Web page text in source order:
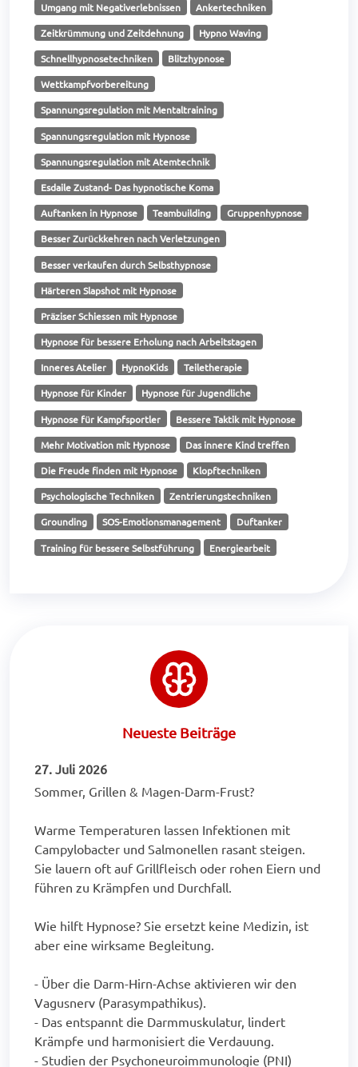
Umgang mit Negativerlebnissen Ankertechniken
Zeitkrümmung und Zeitdehnung Hypno Waving
Schnellhypnosetechniken Blitzhypnose
Wettkampfvorbereitung
Spannungsregulation mit Mentaltraining
Spannungsregulation mit Hypnose
Spannungsregulation mit Atemtechnik
Esdaile Zustand- Das hypnotische Koma
Auftanken in Hypnose Teambuilding Gruppenhypnose
Besser Zurückkehren nach Verletzungen
Besser verkaufen durch Selbsthypnose
Härteren Slapshot mit Hypnose
Präziser Schiessen mit Hypnose
Hypnose für bessere Erholung nach Arbeitstagen
Inneres Atelier HypnoKids Teiletherapie
Hypnose für Kinder Hypnose für Jugendliche
Hypnose für Kampfsportler Bessere Taktik mit Hypnose
Mehr Motivation mit Hypnose Das innere Kind treffen
Die Freude finden mit Hypnose Klopftechniken
Psychologische Techniken Zentrierungstechniken
Grounding SOS-Emotionsmanagement Duftanker
Training für bessere Selbstführung Energiearbeit
Neueste Beiträge
27. Juli 2026
Sommer, Grillen & Magen-Darm-Frust?
Warme Temperaturen lassen Infektionen mit
Campylobacter und Salmonellen rasant steigen.
Sie lauern oft auf Grillfleisch oder rohen Eiern und
führen zu Krämpfen und Durchfall.
Wie hilft Hypnose? Sie ersetzt keine Medizin, ist
aber eine wirksame Begleitung.
- Über die Darm-Hirn-Achse aktivieren wir den
Vagusnerv (Parasympathikus).
- Das entspannt die Darmmuskulatur, lindert
Krämpfe und harmonisiert die Verdauung.
- Studien der Psychoneuroimmunologie (PNI)